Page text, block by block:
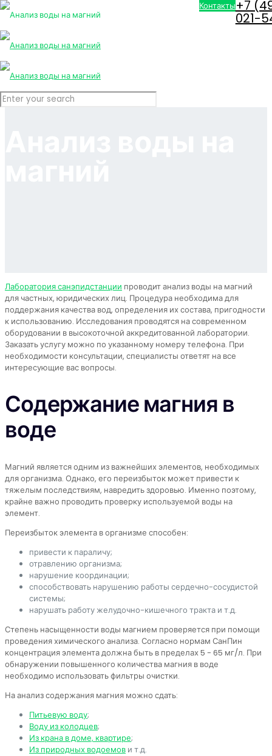
Контакты+7
021-
Лаборатория санэпидстанции проводит анализ воды на магний
для частных, юридических лиц. Процедура необходима для
поддержания качества вод, определения их состава, пригодности
к использованию. Исследования проводятся на современном
оборудовании в высокоточной аккредитованной лаборатории.
Заказать услугу можно по указанному номеру телефона. При
необходимости консультации, специалисты ответят на все
интересующие вас вопросы.
Содержание магния в
воде
Магний является одним из важнейших элементов, необходимых
для организма. Однако, его переизбыток может привести к
тяжелым последствиям, навредить здоровью. Именно поэтому,
крайне важно проводить проверку используемой воды на
элемент.
Переизбыток элемента в организме способен:
привести к параличу;
отравлению организма;
нарушение координации;
способствовать нарушению работы сердечно-сосудистой
системы;
нарушать работу желудочно-кишечного тракта и т.д.
Степень насыщенности воды магнием проверяется при помощи
проведения химического анализа. Согласно нормам СанПин
концентрация элемента должна быть в пределах 5 - 65 мг/л. При
обнаружении повышенного количества магния в воде
необходимо использовать фильтры очистки.
На анализ содержания магния можно сдать:
Питьевую воду;
Воду из колодцев;
Из крана в доме, квартире;
Из природных водоемов и т.д.